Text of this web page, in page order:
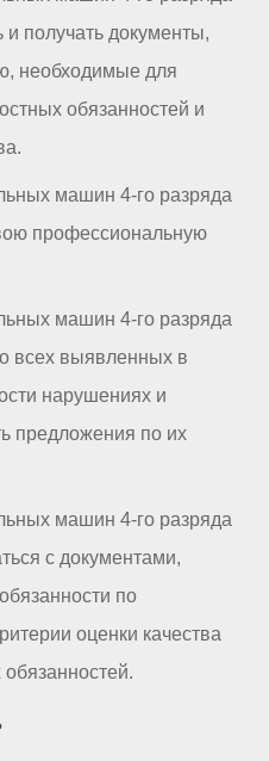
получать документы,
необходимые для
обязанностей и
машин 4-го разряда
профессиональную
машин 4-го разряда
всех выявленных в
нарушениях и
предложения по их
машин 4-го разряда
с документами,
по
оценки качества